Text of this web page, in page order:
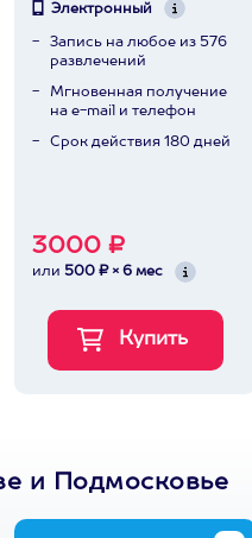
Электронный
Запись на любое из 576
развлечений
Мгновенная получение
на e-mail и телефон
Срок действия 180 дней
3000 ₽
или 500 ₽ × 6 мес
и Подмосковье